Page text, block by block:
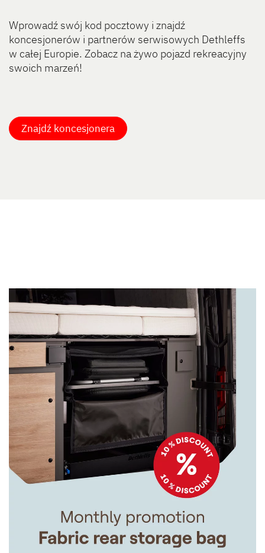
Wprowadź swój kod pocztowy i znajdź
koncesjonerów i partnerów serwisowych Dethleffs
w całej Europie. Zobacz na żywo pojazd rekreacyjny
swoich marzeń!
Znajdź koncesjonera